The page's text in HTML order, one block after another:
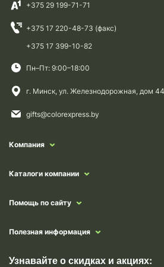
+375 29 199-71-71
+375 17 220-48-73 (факс)
+375 17 399-10-82
Пн–Пт: 9:00–18:00
г. Минск, ул. Железнодорожная, дом
gifts@colorexpress.by
Компания
Каталоги компании
Помощь по сайту
Полезная информация
Узнавайте о скидках и акциях: